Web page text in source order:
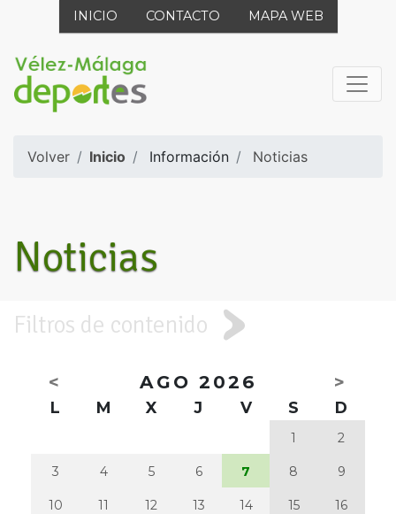
INICIO CONTACTO MAPA WEB
Volver Inicio Información Noticias
Noticias
Filtros de contenido
< AGO 2026 >
L M X J V S D
1 2
3 4 5 6 7 8 9
10 11 12 13 14 15 16